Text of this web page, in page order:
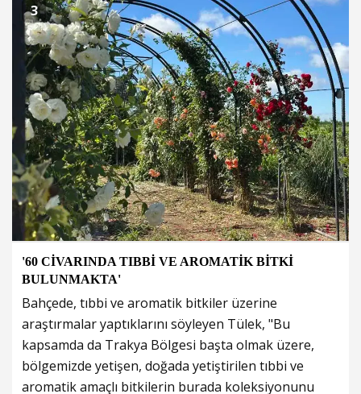
3
'60 CİVARINDA TIBBİ VE AROMATİK BİTKİ
BULUNMAKTA'
Bahçede, tıbbi ve aromatik bitkiler üzerine
araştırmalar yaptıklarını söyleyen Tülek, "Bu
kapsamda da Trakya Bölgesi başta olmak üzere,
bölgemizde yetişen, doğada yetiştirilen tıbbi ve
aromatik amaçlı bitkilerin burada koleksiyonunu